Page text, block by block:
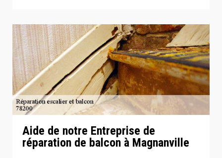
Aide de notre Entreprise de
réparation de balcon à Magnanville